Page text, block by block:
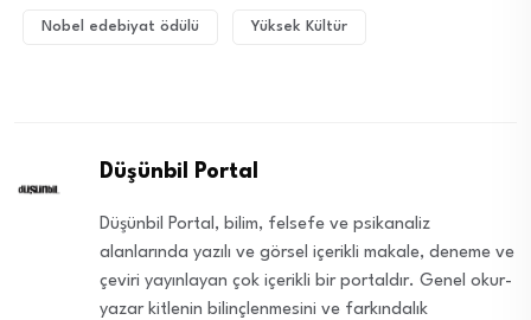
Nobel edebiyat ödülü Yüksek Kültür
Düşünbil Portal
Düşünbil Portal, bilim, felsefe ve psikanaliz
alanlarında yazılı ve görsel içerikli makale, deneme ve
çeviri yayınlayan çok içerikli bir portaldır. Genel okur-
yazar kitlenin bilinçlenmesini ve farkındalık